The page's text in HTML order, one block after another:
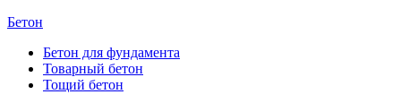
Бетон
Бетон для фундамента
Товарный бетон
Тощий бетон